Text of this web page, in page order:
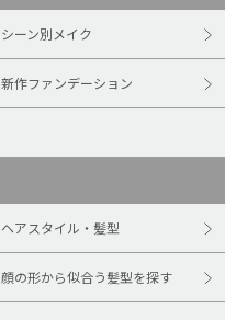
シーン別メイク
新作ファンデーション
ヘアスタイル・髪型
顔の形から似合う髪型を探す